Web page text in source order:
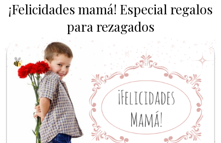
¡Felicidades mamá! Especial regalos
para rezagados